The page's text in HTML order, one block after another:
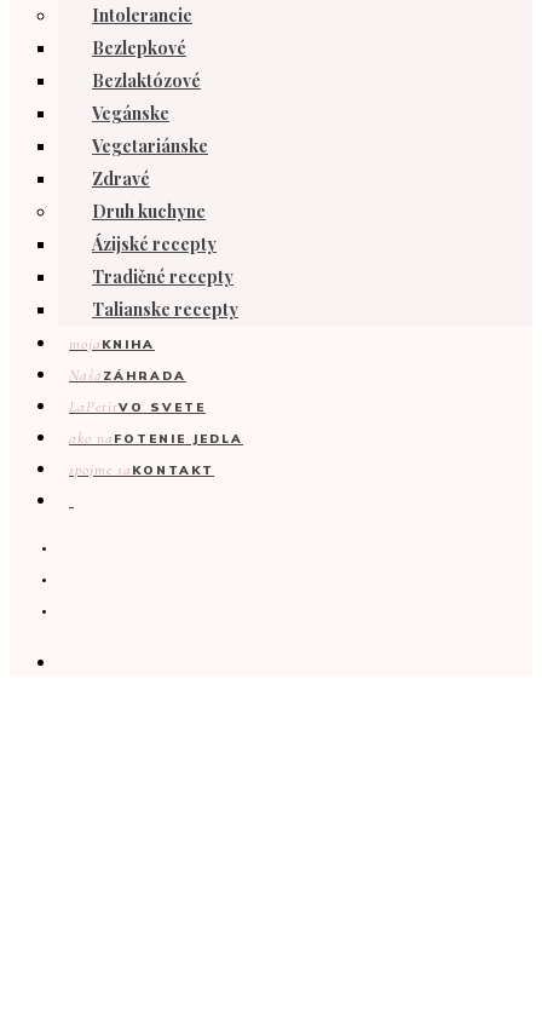
Intolerancie
Bezlepkové
Bezlaktózové
Vegánske
Vegetariánske
Zdravé
Druh kuchyne
Ázijské recepty
Tradičné recepty
Talianske recepty
moja KNIHA
Naša ZÁHRADA
LaPetitVO SVETE
ako na FOTENIE JEDLA
spojme sa KONTAKT